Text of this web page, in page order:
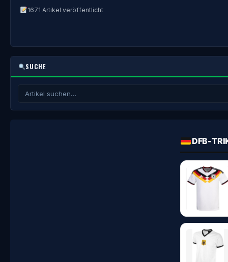
1671 Artikel veröffentlicht
SUCHE
DFB-